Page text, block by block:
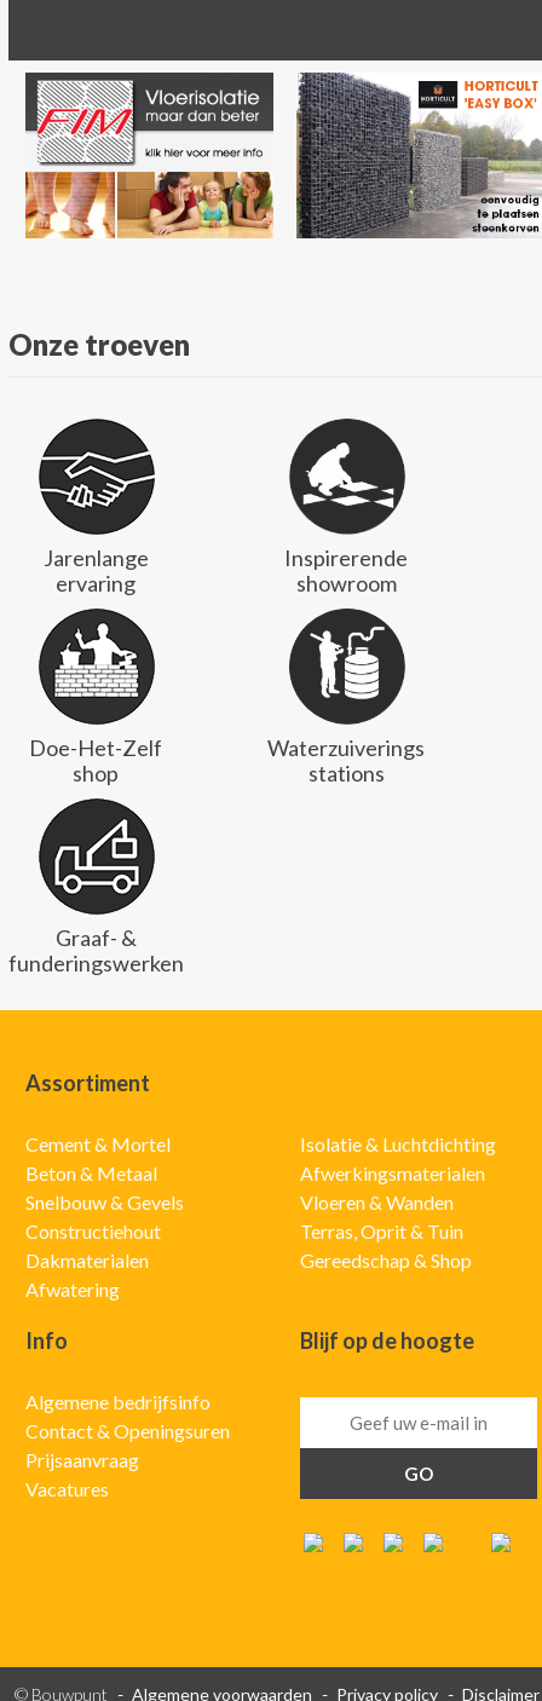
Onze troeven
Jarenlange
ervaring
Inspirerende
showroom
Doe-Het-Zelf
shop
Waterzuiverings
stations
Graaf- &
funderingswerken
Assortiment
Cement & Mortel
Beton & Metaal
Snelbouw & Gevels
Constructiehout
Dakmaterialen
Afwatering
Isolatie & Luchtdichting
Afwerkingsmaterialen
Vloeren & Wanden
Terras, Oprit & Tuin
Gereedschap & Shop
Info
Algemene bedrijfsinfo
Contact & Openingsuren
Prijsaanvraag
Vacatures
Blijf op de hoogte
© Bouwpunt Algemene voorwaarden Privacy policy Disclaimer